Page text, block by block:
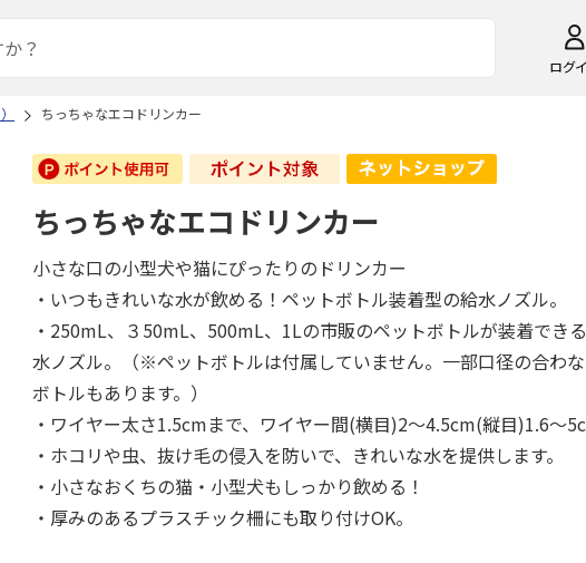
ログ
ちっちゃなエコドリンカー
ちっちゃなエコドリンカー
小さな口の小型犬や猫にぴったりのドリンカー
・いつもきれいな水が飲める！ペットボトル装着型の給水ノズル。
・250mL、３50mL、500mL、1Lの市販のペットボトルが装着でき
水ノズル。（※ペットボトルは付属していません。一部口径の合わ
ボトルもあります。）
・ワイヤー太さ1.5cmまで、ワイヤー間(横目)2～4.5cm(縦目)1.6～
・ホコリや虫、抜け毛の侵入を防いで、きれいな水を提供します。
・小さなおくちの猫・小型犬もしっかり飲める！
・厚みのあるプラスチック柵にも取り付けOK。